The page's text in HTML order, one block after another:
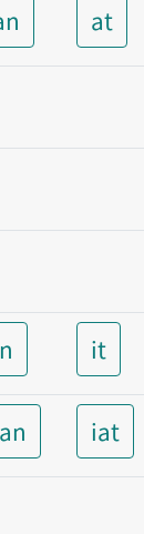
at
it
iat